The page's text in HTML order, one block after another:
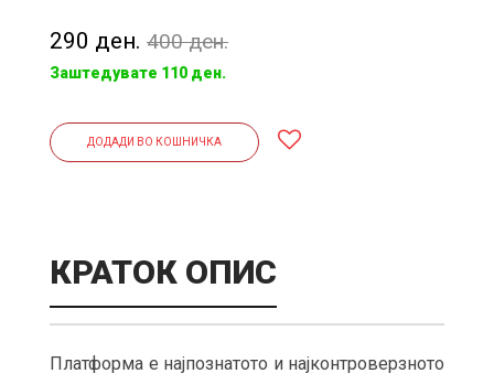
290 ден. 400 ден.
Заштедувате 110 ден.
ДОДАДИ ВО КОШНИЧКА
КРАТОК ОПИС
Платформа е најпознатото и најконтроверзното